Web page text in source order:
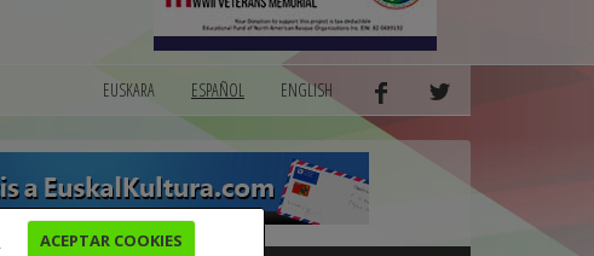
ACEPTAR COOKIES
EUSKARA ESPAÑOL ENGLISH